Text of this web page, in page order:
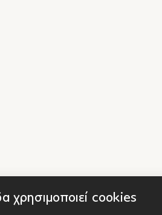
χρησιμοποιεί cookies